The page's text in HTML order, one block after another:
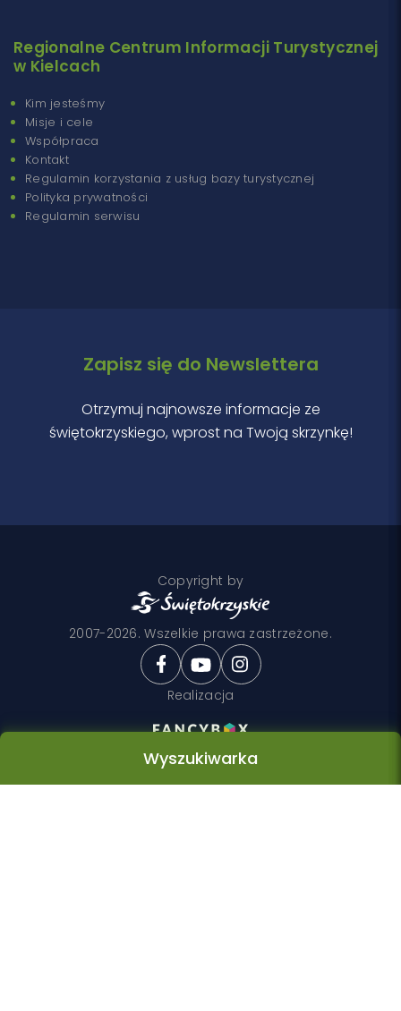
Wyszukiwarka
Regionalne Centrum Informacji Turystycznej
w Kielcach
Kim jesteśmy
Misje i cele
Współpraca
Kontakt
Regulamin korzystania z usług bazy turystycznej
Polityka prywatności
Regulamin serwisu
Zapisz się do Newslettera
Otrzymuj najnowsze informacje ze
świętokrzyskiego, wprost na Twoją skrzynkę!
Copyright by
2007-2026. Wszelkie prawa zastrzeżone.
Realizacja